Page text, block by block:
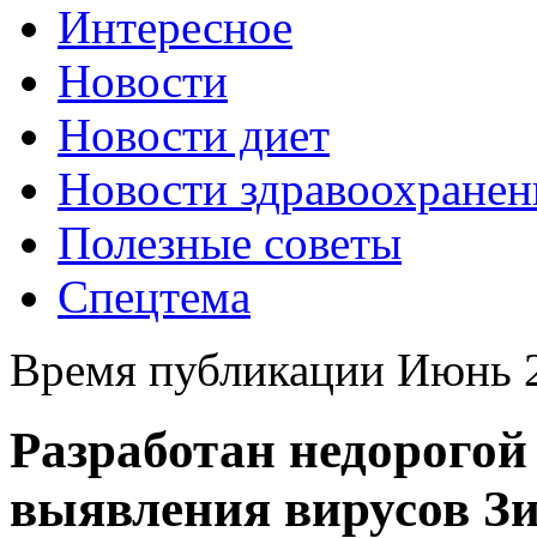
Интересное
Новости
Новости диет
Новости
Полезные советы
Спецтема
Время публикации Июнь
Разработан
выявления вирусов